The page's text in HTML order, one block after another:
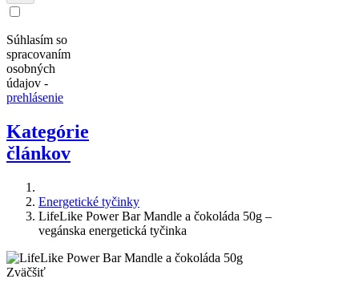
Súhlasím so
spracovaním
osobných
údajov -
prehlásenie
Kategórie
článkov
Energetické tyčinky
LifeLike Power Bar Mandle a čokoláda 50g –
vegánska energetická tyčinka
Zväčšiť